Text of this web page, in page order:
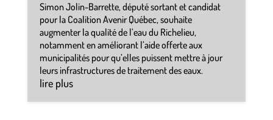
Simon Jolin-Barrette, député sortant et candidat
pour la Coalition Avenir Québec, souhaite
augmenter la qualité de l’eau du Richelieu,
notamment en améliorant l’aide offerte aux
municipalités pour qu’elles puissent mettre à jour
leurs infrastructures de traitement des eaux.
lire plus